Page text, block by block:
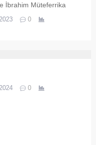
İbrahim Müteferrika
Etkinlikleri’ tüm hızıyla
‘Gelenekten
oyunu sanatseverler
Raif Dinçkök Kültür
0
0